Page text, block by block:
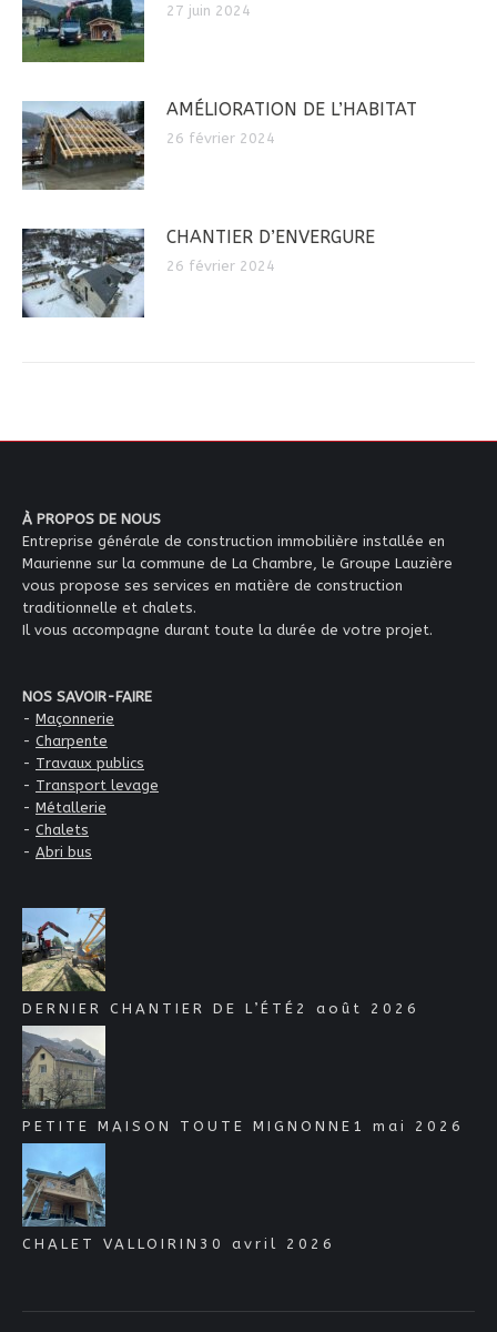
27 juin 2024
AMÉLIORATION DE L’HABITAT
26 février 2024
CHANTIER D’ENVERGURE
26 février 2024
À PROPOS DE NOUS
Entreprise générale de construction immobilière installée en
Maurienne sur la commune de La Chambre, le Groupe Lauzière
vous propose ses services en matière de construction
traditionnelle et chalets.
Il vous accompagne durant toute la durée de votre projet.
NOS SAVOIR-FAIRE
- Maçonnerie
- Charpente
- Travaux publics
- Transport levage
- Métallerie
- Chalets
- Abri bus
DERNIER CHANTIER DE L’ÉTÉ 2 août 2026
PETITE MAISON TOUTE MIGNONNE 1 mai 2026
CHALET VALLOIRIN 30 avril 2026